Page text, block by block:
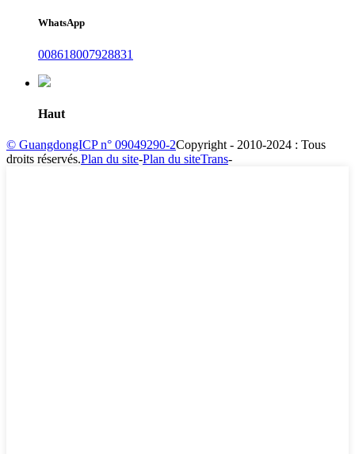
WhatsApp
008618007928831
Haut
© GuangdongICP n° 09049290-2Copyright - 2010-2024 : Tous
droits réservés.Plan du site-Plan du siteTrans-